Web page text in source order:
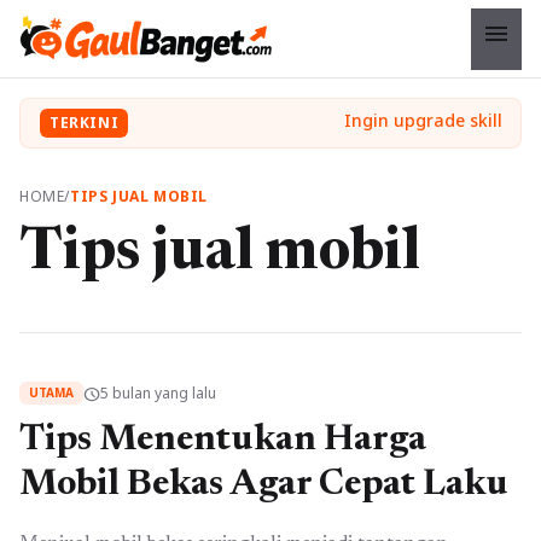
menu
TERKINI
HOME/TIPS JUAL MOBIL
Tips jual mobil
UTAMA schedule5 bulan yang lalu
Tips Menentukan Harga
Mobil Bekas Agar Cepat Laku